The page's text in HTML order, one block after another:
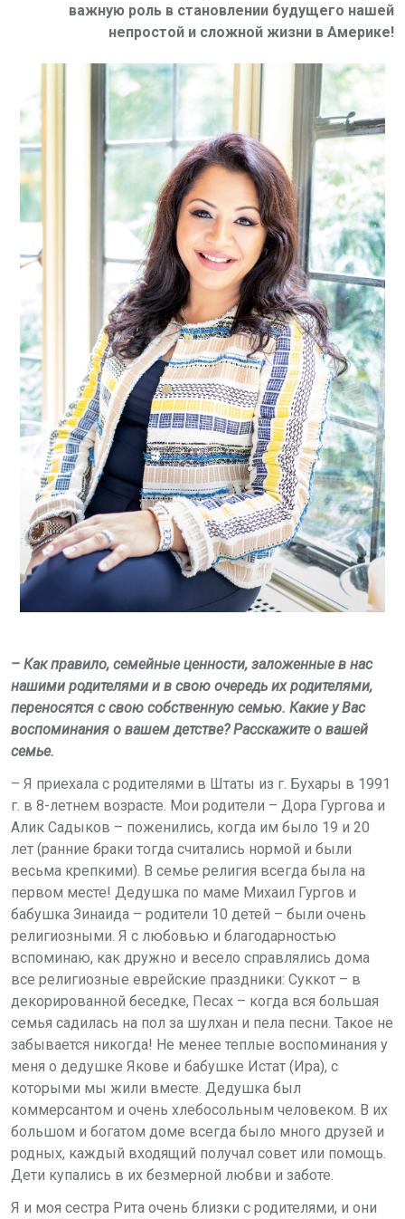
важную роль в становлении будущего нашей
непростой и сложной жизни в Америке!
– Как правило, семейные ценности, заложенные в нас
нашими родителями и в свою очередь их родителями,
переносятся с свою собственную семью. Какие у Вас
воспоминания о вашем детстве? Расскажите о вашей
семье.
– Я приехала с родителями в Штаты из г. Бухары в 1991
г. в 8-летнем возрасте. Мои родители – Дора Гургова и
Алик Садыков – поженились, когда им было 19 и 20
лет (ранние браки тогда считались нормой и были
весьма крепкими). В семье религия всегда была на
первом месте! Дедушка по маме Михаил Гургов и
бабушка Зинаида – родители 10 детей – были очень
религиозными. Я с любовью и благодарностью
вспоминаю, как дружно и весело справлялись дома
все религиозные еврейские праздники: Суккот – в
декорированной беседке, Песах – когда вся большая
семья садилась на пол за шулхан и пела песни. Такое не
забывается никогда! Не менее теплые воспоминания у
меня о дедушке Якове и бабушке Истат (Ира), с
которыми мы жили вместе. Дедушка был
коммерсантом и очень хлебосольным человеком. В их
большом и богатом доме всегда было много друзей и
родных, каждый входящий получал совет или помощь.
Дети купались в их безмерной любви и заботе.
Я и моя сестра Рита очень близки с родителями, и они